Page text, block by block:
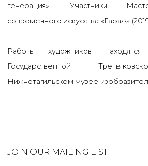
генерация». Участники
современного искусства «Гараж»
Работы художников
Государственной
Нижнетагильском музее
JOIN OUR MAILING LIST